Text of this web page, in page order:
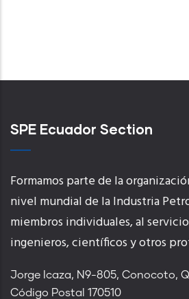
SPE Ecuador Section
Formamos parte de la
nivel mundial de la Industria
miembros individuales, al
ingenieros, científicos y otros
Jorge Icaza, N9-805, Conocoto,
Código Postal 170510